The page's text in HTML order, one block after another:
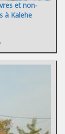
et non-
à Kalehe